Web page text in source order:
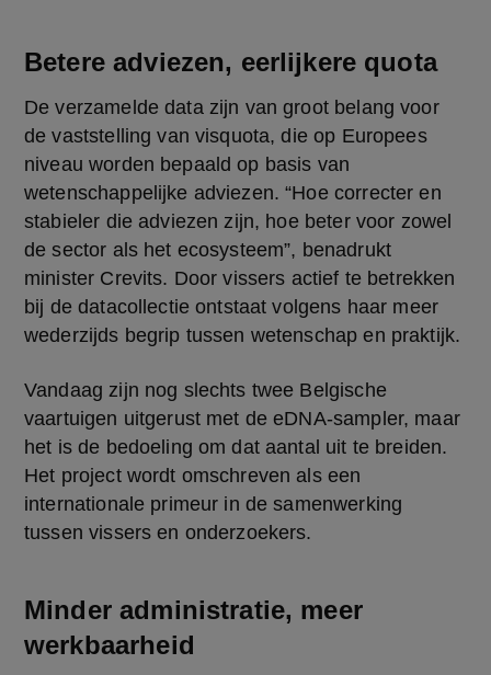
Betere adviezen, eerlijkere quota
De verzamelde data zijn van groot belang voor
de vaststelling van visquota, die op Europees
niveau worden bepaald op basis van
wetenschappelijke adviezen. “Hoe correcter en
stabieler die adviezen zijn, hoe beter voor zowel
de sector als het ecosysteem”, benadrukt
minister Crevits. Door vissers actief te betrekken
bij de datacollectie ontstaat volgens haar meer
wederzijds begrip tussen wetenschap en praktijk.
Vandaag zijn nog slechts twee Belgische
vaartuigen uitgerust met de eDNA-sampler, maar
het is de bedoeling om dat aantal uit te breiden.
Het project wordt omschreven als een
internationale primeur in de samenwerking
tussen vissers en onderzoekers.
Minder administratie, meer
werkbaarheid